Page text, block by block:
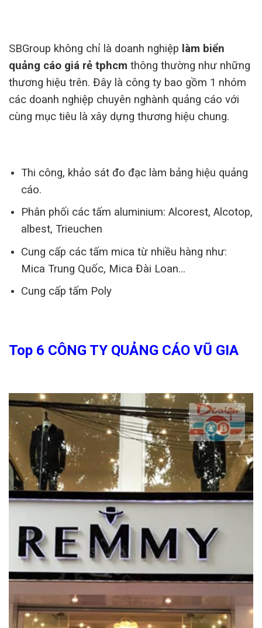
SBGroup không chỉ là doanh nghiệp làm biển
quảng cáo giá rẻ tphcm thông thường như những
thương hiệu trên. Đây là công ty bao gồm 1 nhóm
các doanh nghiệp chuyên nghành quảng cáo với
cùng mục tiêu là xây dựng thương hiệu chung.
Thi công, khảo sát đo đạc làm bảng hiệu quảng
cáo.
Phân phối các tấm aluminium: Alcorest, Alcotop,
albest, Trieuchen
Cung cấp các tấm mica từ nhiều hàng như:
Mica Trung Quốc, Mica Đài Loan…
Cung cấp tấm Poly
Top 6 CÔNG TY QUẢNG CÁO VŨ GIA